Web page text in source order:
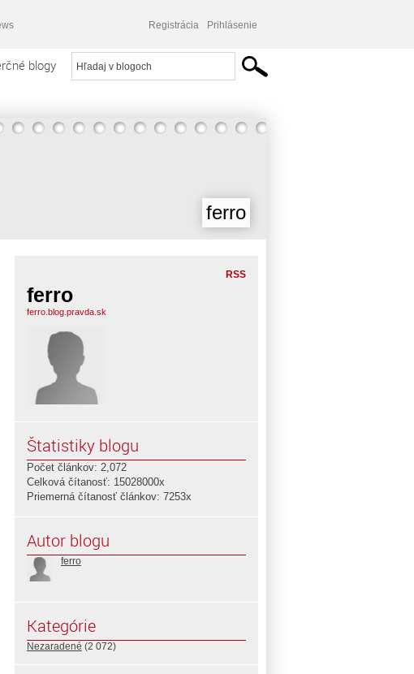
Registrácia Prihlásenie
blogy
ferro
RSS
ferro
ferro.blog.pravda.sk
Štatistiky blogu
Počet článkov: 2,072
Celková čítanosť: 15028000x
Priemerná čítanosť článkov: 7253x
Autor blogu
ferro
Kategórie
Nezaradené (2 072)